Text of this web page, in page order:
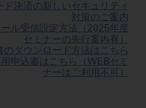
ド決済の新しいセキュリティ
対策のご案内
ル受信設定方法（2025年度
セミナーの先行案内有）
のダウンロード方法はこちら
申込書はこちら（WEBセミ
ナーはご利用不可）